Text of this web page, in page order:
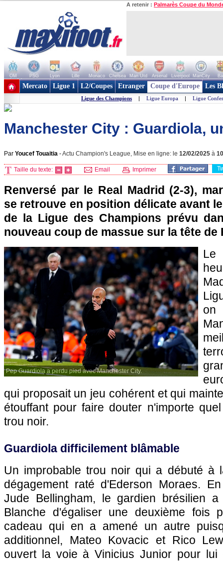
A retenir : Palmarès Coupe du
OM PSG Lyon Lille Monaco Chelsea Man Utd Arsenal Liverpool ManCity
+ de clubs
Mercato Ligue 1 L2/Coupes Etranger Coupe d'Europe Les
Ligue des Champions | Ligue Europa | Ligue
Manchester City : Guardiola,
Par Youcef Touaitia -Actu Champion's League, Mise en ligne: le 12/02/2025 à
Taille du texte: Email Imprimer
Renversé par le Real Madrid (2-3),
se retrouve en position délicate avant
de la Ligue des Champions prévu
nouveau coup de massue sur la tête de
Pep Guardiola a perdu pied avec Manchester City.
Le
qui proposait un jeu cohérent et qui
étouffant pour faire douter n'importe
trou noir.
Guardiola difficilement blâmable
Un improbable trou noir qui a débuté à
dégagement raté d'Ederson Moraes.
Jude Bellingham, le gardien brésilien
Blanche d'égaliser une deuxième fois
cadeau qui en a amené un autre
additionnel, Mateo Kovacic et Rico
ouvert la voie à Vinicius Junior pour lui